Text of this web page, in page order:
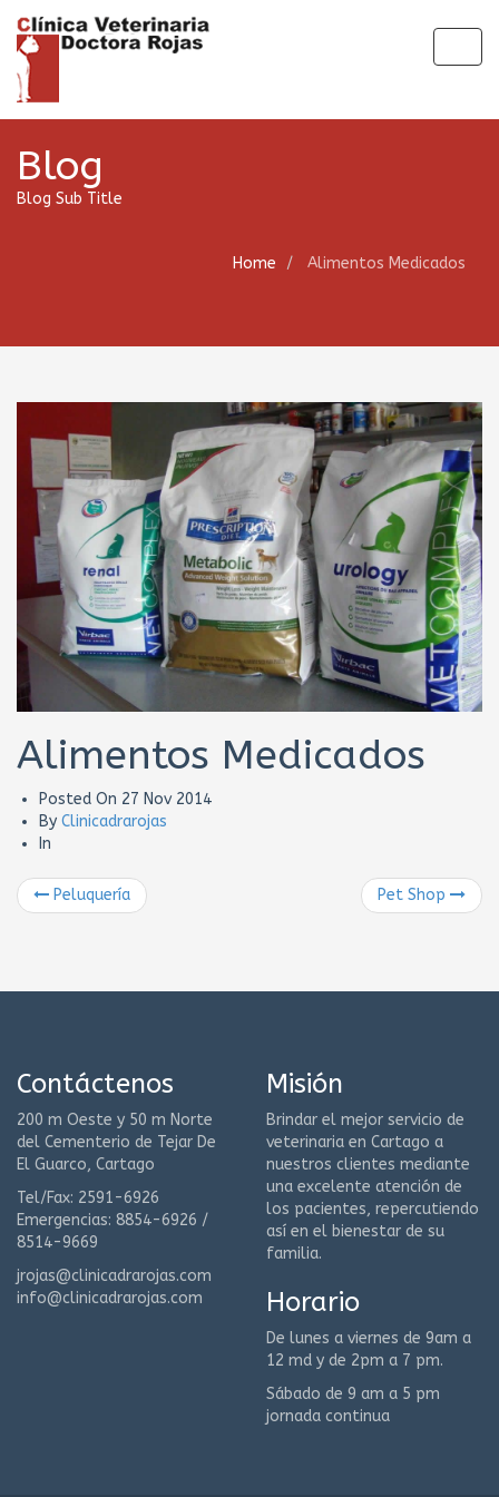
Blog
Blog Sub Title
Home Alimentos Medicados
Alimentos Medicados
Posted On 27 Nov 2014
By Clinicadrarojas
In
Peluquería Pet Shop
Contáctenos
200 m Oeste y 50 m Norte
del Cementerio de Tejar De
El Guarco, Cartago
Tel/Fax: 2591-6926
Emergencias: 8854-6926 /
8514-9669
jrojas@clinicadrarojas.com
info@clinicadrarojas.com
Misión
Brindar el mejor servicio de
veterinaria en Cartago a
nuestros clientes mediante
una excelente atención de
los pacientes, repercutiendo
así en el bienestar de su
familia.
Horario
De lunes a viernes de 9am a
12 md y de 2pm a 7 pm.
Sábado de 9 am a 5 pm
jornada continua